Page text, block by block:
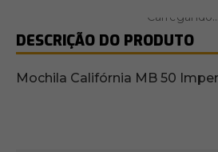
DESCRIÇÃO DO PRODUTO
Mochila Califórnia MB 50